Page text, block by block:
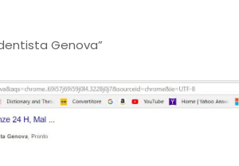
Genova”